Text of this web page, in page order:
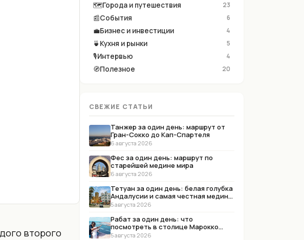
второго
🗺Города и путешествия 23
📰События 6
💼Бизнес и инвестиции 4
🍵 Кухня и рынки 5
🎙Интервью 4
🧭Полезное 20
СВЕЖИЕ СТАТЬИ
Танжер за один день: маршрут от
Гран-Сокко до Кап-Спартеля
6 августа 2026
Фес за один день: маршрут по
старейшей медине мира
6 августа 2026
Тетуан за один день: белая голубка
Андалусии и самая честная медина
Марокко
5 августа 2026
Рабат за один день: что
посмотреть в столице Марокко
(маршрут 2026)
5 августа 2026